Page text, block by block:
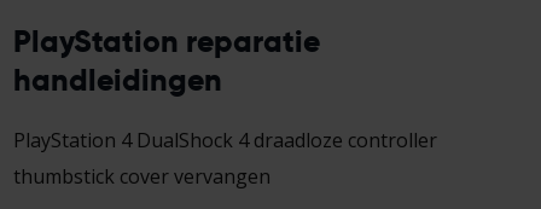
PlayStation reparatie
handleidingen
PlayStation 4 DualShock 4 draadloze controller
thumbstick cover vervangen